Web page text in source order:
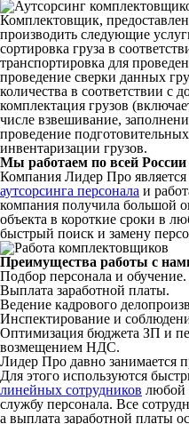
Комплектовщик,
производить следующие
сортировка груза в
транспортировка для
проведение сверки данных
количества в соответствии с
комплектация грузов
числе взвешивание,
проведение
инвентаризации грузов.
Мы работаем по всей России
Компания Лидер Про
аутсорсинга персонала и
компания получила большой
объекта в короткие сроки в
быстрый поиск и замену
Преимущества работы с
Подбор персонала и обучение.
Выплата заработной платы.
Ведение кадрового
Инспектирование и
Оптимизация бюджета ЗП и
возмещением НДС.
Лидер Про давно занимается
Для этого используются
линейных сотрудников любой
службу персонала. Все
а выплата заработной платы